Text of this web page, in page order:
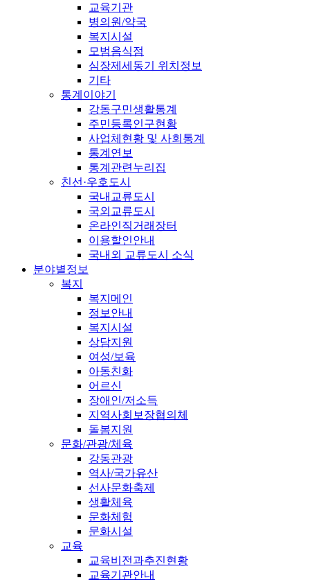
교육기관
병의원/약국
복지시설
모범음식점
심장제세동기 위치정보
기타
통계이야기
강동구민생활통계
주민등록인구현황
사업체현황 및 사회통계
통계연보
통계관련누리집
친선·우호도시
국내교류도시
국외교류도시
온라인직거래장터
이용할인안내
국내외 교류도시 소식
분야별정보
복지
복지메인
정보안내
복지시설
상담지원
여성/보육
아동친화
어르신
장애인/저소득
지역사회보장협의체
돌봄지원
문화/관광/체육
강동관광
역사/국가유산
선사문화축제
생활체육
문화체험
문화시설
교육
교육비전과추진현황
교육기관안내